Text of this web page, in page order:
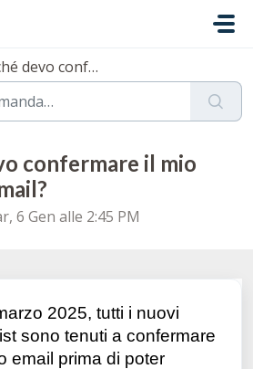
confermare il mio indirizzo email?
confermare il mio
6 Gen alle 2:45 PM
2025, tutti i nuovi
sono tenuti a confermare
email prima di poter